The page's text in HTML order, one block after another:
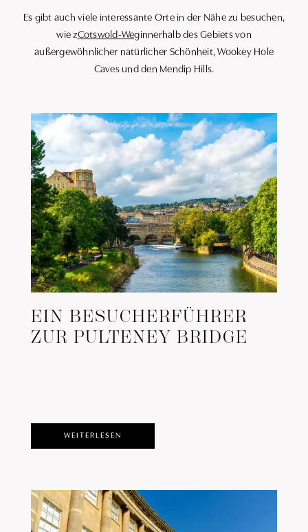
Es gibt auch viele interessante Orte in der Nähe zu besuchen,
wie zCotswold-Weginnerhalb des Gebiets von
außergewöhnlicher natürlicher Schönheit, Wookey Hole
Caves und den Mendip Hills.
EIN BESUCHERFÜHRER
ZUR PULTENEY BRIDGE
WEITERLESEN